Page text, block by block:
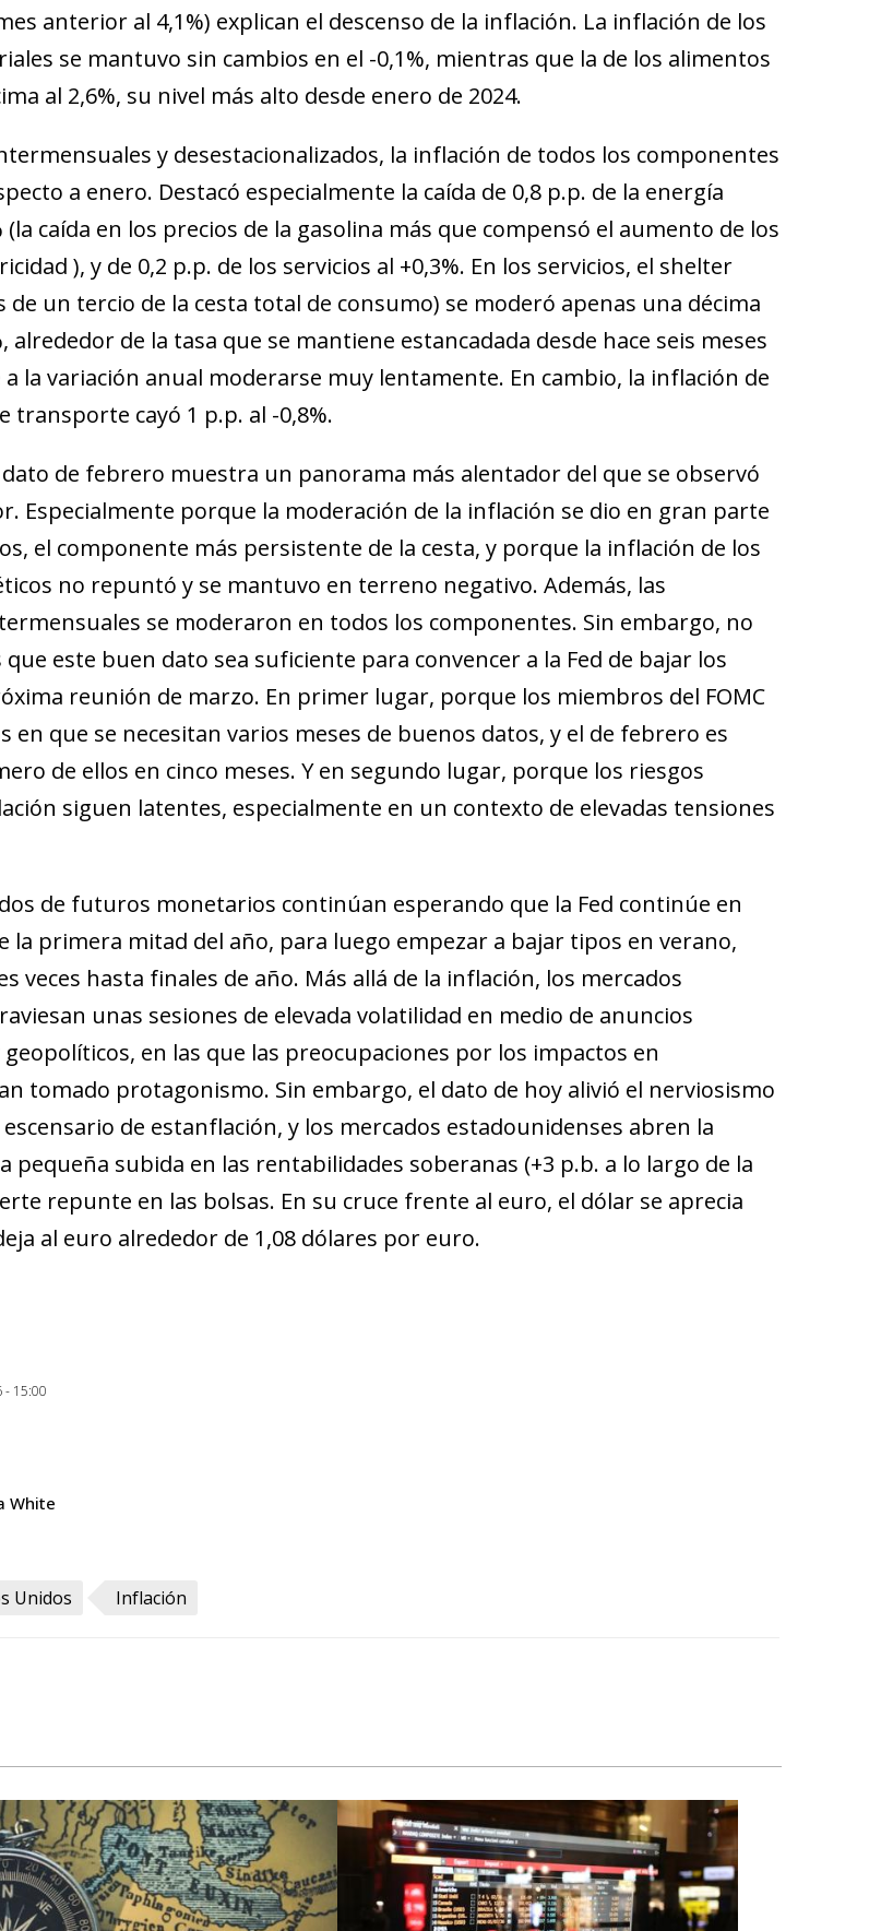
anterior al 4,1%) explican el descenso de la inflación. La inflación de los
se mantuvo sin cambios en el -0,1%, mientras que la de los alimentos
al 2,6%, su nivel más alto desde enero de 2024.
y desestacionalizados, la inflación de todos los componentes
a enero. Destacó especialmente la caída de 0,8 p.p. de la energía
(la caída en los precios de la gasolina más que compensó el aumento de los
), y de 0,2 p.p. de los servicios al +0,3%. En los servicios, el shelter
de un tercio de la cesta total de consumo) se moderó apenas una décima
alrededor de la tasa que se mantiene estancadada desde hace seis meses
la variación anual moderarse muy lentamente. En cambio, la inflación de
transporte cayó 1 p.p. al -0,8%.
dato de febrero muestra un panorama más alentador del que se observó
Especialmente porque la moderación de la inflación se dio en gran parte
el componente más persistente de la cesta, y porque la inflación de los
no repuntó y se mantuvo en terreno negativo. Además, las
se moderaron en todos los componentes. Sin embargo, no
este buen dato sea suficiente para convencer a la Fed de bajar los
reunión de marzo. En primer lugar, porque los miembros del FOMC
en que se necesitan varios meses de buenos datos, y el de febrero es
de ellos en cinco meses. Y en segundo lugar, porque los riesgos
siguen latentes, especialmente en un contexto de elevadas tensiones
de futuros monetarios continúan esperando que la Fed continúe en
la primera mitad del año, para luego empezar a bajar tipos en verano,
veces hasta finales de año. Más allá de la inflación, los mercados
unas sesiones de elevada volatilidad en medio de anuncios
en las que las preocupaciones por los impactos en
tomado protagonismo. Sin embargo, el dato de hoy alivió el nerviosismo
de estanflación, y los mercados estadounidenses abren la
pequeña subida en las rentabilidades soberanas (+3 p.b. a lo largo de la
repunte en las bolsas. En su cruce frente al euro, el dólar se aprecia
al euro alrededor de 1,08 dólares por euro.
- 15:00
White
Unidos Inflación